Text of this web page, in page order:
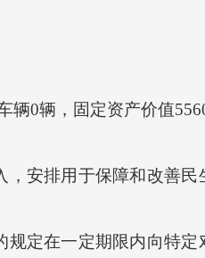
辆，固定资产价值
排用于保障和改善民
在一定期限内向特定